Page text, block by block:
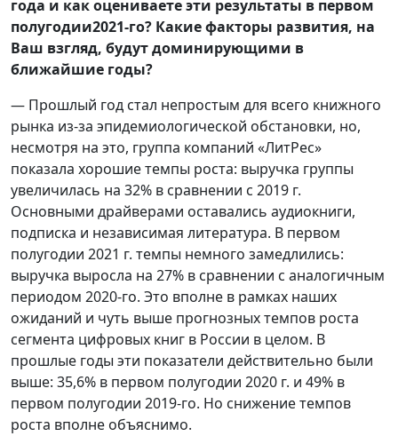
года и как оцениваете эти результаты в первом
полугодии2021-го? Какие факторы развития, на
Ваш взгляд, будут доминирующими в
ближайшие годы?
— Прошлый год стал непростым для всего книжного
рынка из-за эпидемиологической обстановки, но,
несмотря на это, группа компаний «ЛитРес»
показала хорошие темпы роста: выручка группы
увеличилась на 32% в сравнении с 2019 г.
Основными драйверами оставались аудиокниги,
подписка и независимая литература. В первом
полугодии 2021 г. темпы немного замедлились:
выручка выросла на 27% в сравнении с аналогичным
периодом 2020-го. Это вполне в рамках наших
ожиданий и чуть выше прогнозных темпов роста
сегмента цифровых книг в России в целом. В
прошлые годы эти показатели действительно были
выше: 35,6% в первом полугодии 2020 г. и 49% в
первом полугодии 2019-го. Но снижение темпов
роста вполне объяснимо.